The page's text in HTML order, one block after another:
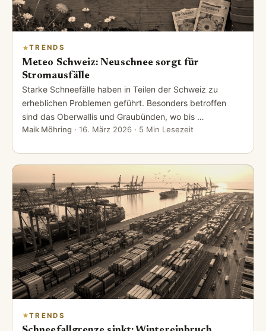
TRENDS
Meteo Schweiz: Neuschnee sorgt für
Stromausfälle
Starke Schneefälle haben in Teilen der Schweiz zu
erheblichen Problemen geführt. Besonders betroffen
sind das Oberwallis und Graubünden, wo bis …
Maik Möhring · 16. März 2026 · 5 Min Lesezeit
TRENDS